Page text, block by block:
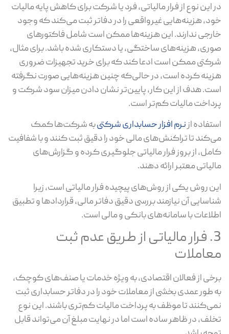
در این نوع از فرار مالیاتی، فرد یا شرکت برای کاهش پایه مالیات
خود، هزینه‌هایی غیرواقعی را در دفاتر ثبت می‌کند که وجود
خارجی ندارند. این هزینه‌ها ممکن است شامل فاکتورهای
صوری، هزینه‌های ساختگی، یا دستکاری شده باشد. برای مثال،
شرکتی ممکن است ادعا کند که برای خرید تجهیزات ضروری
هزینه کرده است، در حالی‌که چنین هزینه‌هایی صورت نگرفته
است. هدف از این کار، پایین‌تر نشان دادن میزان سود شرکت و
پرداخت مالیات کم‌تر است.
استفاده ازنرم افزار حسابداری شرکتیبه شرکت‌ها کمک
می‌کند تا تراکنش‌های مالی خود را دقیق ثبت کنند و با شفافیت
کامل، از بروز فرار مالیاتی جلوگیری کرده و گزارش‌های
مالیاتی معتبر ارائه دهند.
این روش یکی از روش‌های پیچیده فرار مالیاتی است، زیرا
شناسایی آن نیازمند بررسی دقیق دفاتر مالی، قراردادها و تطبیق
اطلاعات با سامانه‌های بانکی و مالی است.
3. فرار مالیاتی از طریق عدم ثبت
معاملات
برخی از فعالان اقتصادی، به ویژه خدمات یا صنف‌های کوچک،
به طور عمدی بخشی از معاملات خود را در دفاتر حسابداری ثبت
نمی‌کنند تا موظف به پرداخت مالیات کم‌تری باشند. این نوع
تخلف، در ظاهر ساده است اما در نهایت مبلغ آن می‌تواند قابل